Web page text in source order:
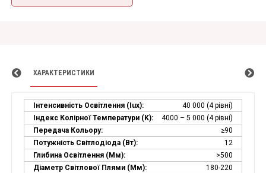
ХАРАКТЕРИСТИКИ
Інтенсивність Освітлення (Iux):
40 000 (4 рівні)
Індекс Колірної Температури (k):
4000 – 5 000 (4 рівні)
Передача Кольору:
≥90
Потужність Світлодіода (Вт):
12
Глибина Освітлення (мм):
>500
Діаметр Світлової Плями (мм):
180-220